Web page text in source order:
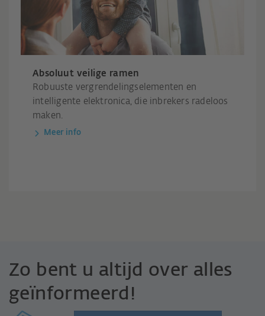
Absoluut veilige ramen
Robuuste vergrendelingselementen en
intelligente elektronica, die inbrekers radeloos
maken.
Meer info
Zo bent u altijd over alles
geïnformeerd!